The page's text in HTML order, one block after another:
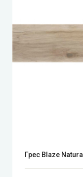
Грес Blaze Natural